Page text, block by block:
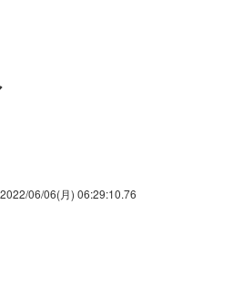
2022/06/06(月) 06:29:10.76